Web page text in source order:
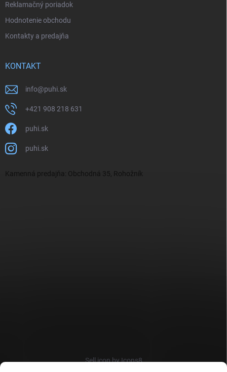
Reklamačný poriadok
Hodnotenie obchodu
Kontakty a predajňa
KONTAKT
info@puhi.sk
+421 908 218 631
puhi.sk
puhi.sk
Kamenná predajňa: Obchodná 35, Rohožník
Sell icon by Icons8